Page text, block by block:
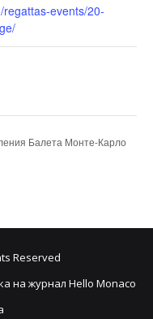
events/20-
Балета Монте-Карло
Reserved
на журнал Hello Monaco